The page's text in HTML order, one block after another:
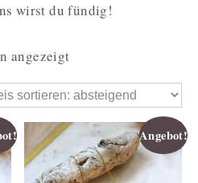
wirst du fündig!
angezeigt
Angebot!